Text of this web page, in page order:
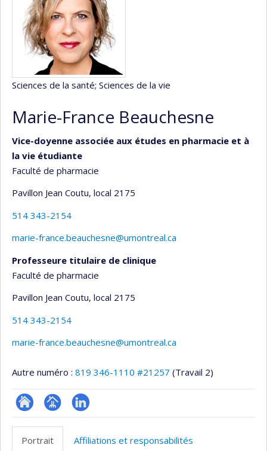
Sciences de la santé; Sciences de la vie
Marie-France Beauchesne
Vice-doyenne associée aux études en pharmacie et à
la vie étudiante
Faculté de pharmacie
Pavillon Jean Coutu, local 2175
514 343-2154
marie-france.beauchesne@umontreal.ca
Professeure titulaire de clinique
Faculté de pharmacie
Pavillon Jean Coutu, local 2175
514 343-2154
marie-france.beauchesne@umontreal.ca
Autre numéro : 819 346-1110 #21257 (Travail 2)
ResearchGate
Page
professionnelle
(faculté,département,école)
LinkedIn
Portrait
Affiliations et responsabilités